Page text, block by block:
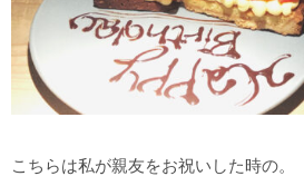
こちらは私が親友をお祝いした時の。